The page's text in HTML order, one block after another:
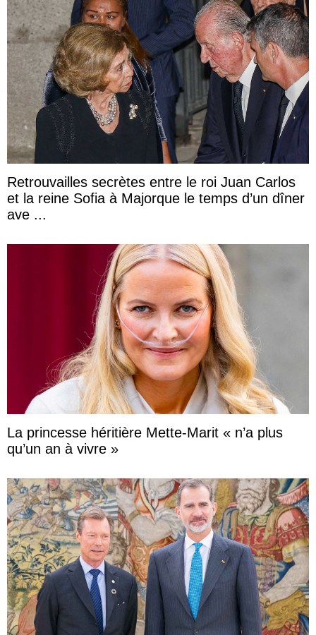
Retrouvailles secrètes entre le roi Juan Carlos
et la reine Sofia à Majorque le temps d’un dîner
ave ...
La princesse héritière Mette-Marit « n’a plus
qu’un an à vivre »